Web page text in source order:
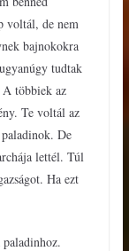
voltál, de nem
bajnokokra
tudtak
többiek az
Te voltál az
De
lettél. Túl
Ha ezt